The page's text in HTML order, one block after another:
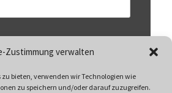
Zustimmung verwalten
bieten, verwenden wir Technologien wie
zu speichern und/oder darauf zuzugreifen.